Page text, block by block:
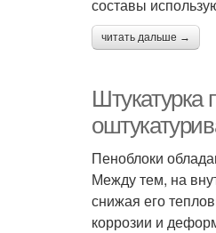
составы
читать дальше →
Штукатурка
Пеноблоки
Между тем, на
снижая его
коррозии и